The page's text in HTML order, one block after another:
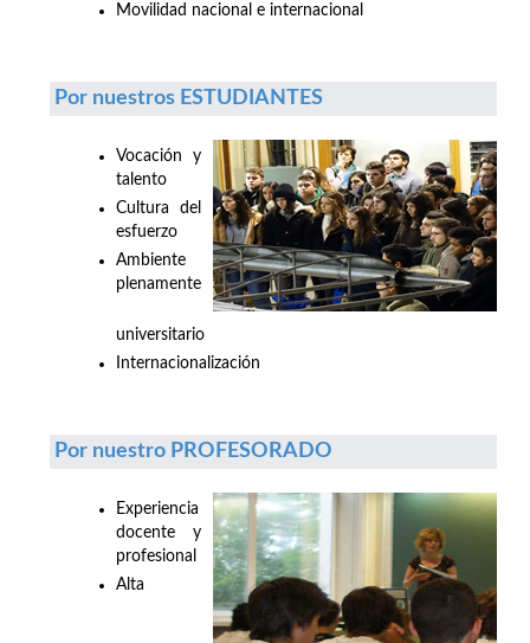
Movilidad nacional e internacional
Por nuestros ESTUDIANTES
Vocación y
talento
Cultura del
esfuerzo
Ambiente
plenamente
universitario
Internacionalización
Por nuestro PROFESORADO
Experiencia
docente y
profesional
Alta